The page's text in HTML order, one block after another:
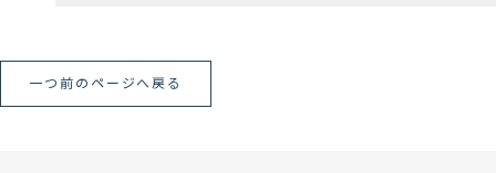
一つ前のページへ戻る